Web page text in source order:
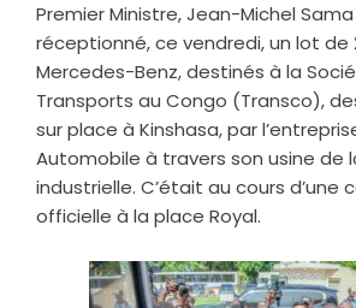
Premier Ministre, Jean-Michel Sama
réceptionné, ce vendredi, un lot de
Mercedes-Benz, destinés à la
Transports au Congo (Transco),
sur place à Kinshasa, par
Automobile à travers son usine de
industrielle. C’était au cours d’une
officielle à la place Royal.